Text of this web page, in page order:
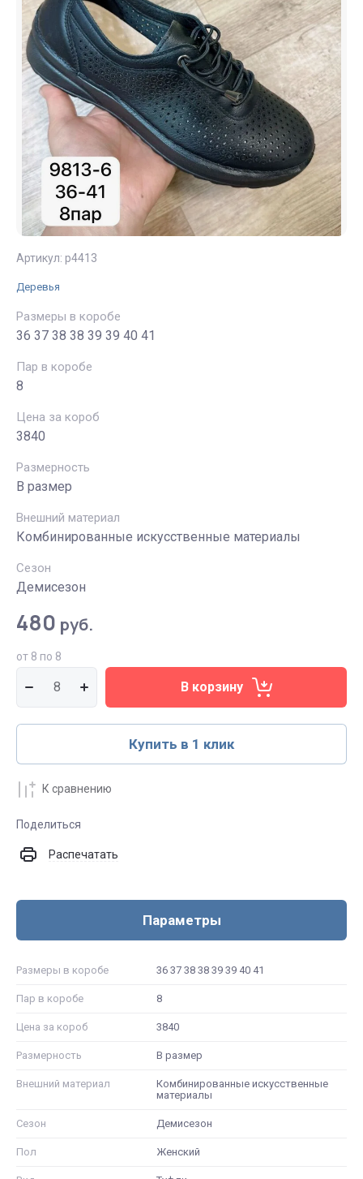
Артикул: р4413
Деревья
Размеры в коробе
36 37 38 38 39 39 40 41
Пар в коробе
8
Цена за короб
3840
Размерность
В размер
Внешний материал
Комбинированные искусственные материалы
Сезон
Демисезон
480 руб.
от 8 по 8
В корзину
Купить в 1 клик
К сравнению
Поделиться
Распечатать
Параметры
Размеры в коробе 36 37 38 38 39 39 40 41
Пар в коробе 8
Цена за короб 3840
Размерность В размер
Внешний материал
Комбинированные искусственные
материалы
Сезон Демисезон
Пол Женский